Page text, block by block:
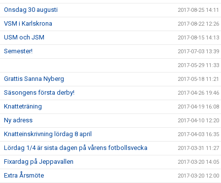
Onsdag 30 augusti 2017-08-25 14:11
VSM i Karlskrona 2017-08-22 12:26
USM och JSM 2017-08-15 14:13
Semester! 2017-07-03 13:39
2017-05-29 11:33
Grattis Sanna Nyberg 2017-05-18 11:21
Säsongens första derby! 2017-04-26 19:46
Knatteträning 2017-04-19 16:08
Ny adress 2017-04-10 12:20
Knatteinskrivning lördag 8 april 2017-04-03 16:35
Lördag 1/4 är sista dagen på vårens fotbollsvecka 2017-03-31 11:27
Fixardag på Jeppavallen 2017-03-20 14:05
Extra Årsmöte 2017-03-20 12:00